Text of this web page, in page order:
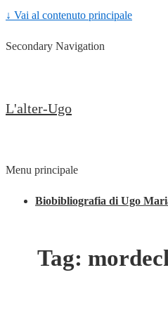
↓ Vai al contenuto principale
Secondary Navigation
L'alter-Ugo
Menu principale
Biobibliografia di Ugo
Tag: